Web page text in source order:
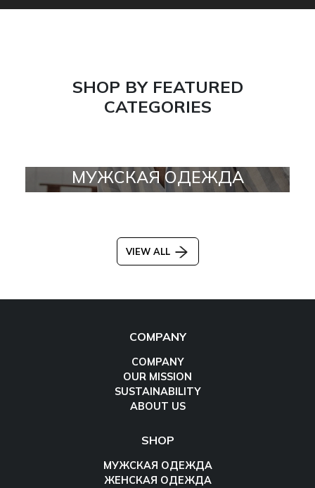
SHOP BY FEATURED
CATEGORIES
МУЖСКАЯ ОДЕЖДА
VIEW ALL
COMPANY
COMPANY
OUR MISSION
SUSTAINABILITY
ABOUT US
SHOP
МУЖСКАЯ ОДЕЖДА
ЖЕНСКАЯ ОДЕЖДА